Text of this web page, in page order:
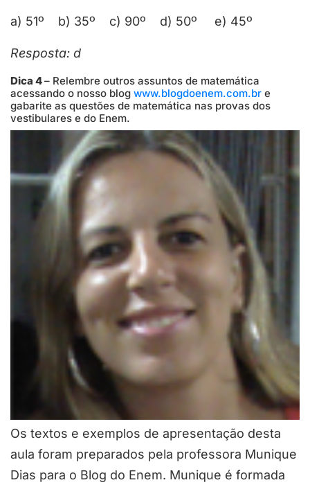
a) 51º b) 35º c) 90º d) 50º e) 45º
Resposta: d
Dica 4– Relembre outros assuntos de matemática
acessando o nosso blog www.blogdoenem.com.br e
gabarite as questões de matemática nas provas dos
vestibulares e do Enem.
Os textos e exemplos de apresentação desta
aula foram preparados pela professora Munique
Dias para o Blog do Enem. Munique é formada